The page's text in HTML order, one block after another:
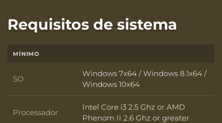
Requisitos de sistema
MÍNIMO
SO SO
Windows 7x64 / Windows 8.1x64 /
Windows 10x64
Processador Processador
Intel Core i3 2.5 Ghz or AMD
Phenom II 2.6 Ghz or greater